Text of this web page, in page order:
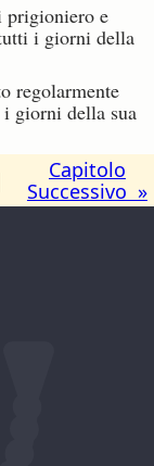
prigioniero e
i giorni della
regolarmente
giorni della sua
Capitolo
Successivo »